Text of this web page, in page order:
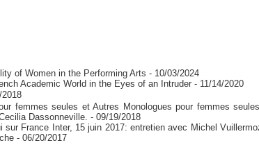
of Women in the Performing Arts - 10/03/2024
Academic World in the Eyes of an Intruder - 11/14/2020
femmes seules et Autres Monologues pour femmes
Dassonneville. - 09/19/2018
sur France Inter, 15 juin 2017: entretien avec Michel
- 06/20/2017